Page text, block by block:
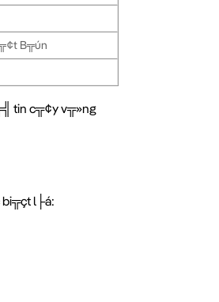
B╦ún
tin c╦¢y v╦»ng
l├á: